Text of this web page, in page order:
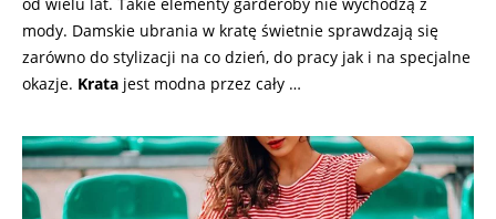
mody. Damskie ubrania w kratę świetnie sprawdzają się
zarówno do stylizacji na co dzień, do pracy jak i na specjalne
okazje. Krata jest modna przez cały …